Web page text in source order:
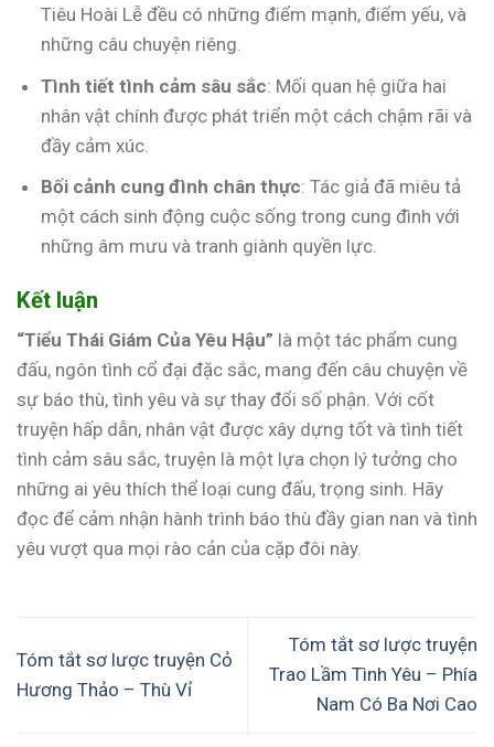
Tiêu Hoài Lễ đều có những điểm mạnh, điểm yếu, và
những câu chuyện riêng.
Tình tiết tình cảm sâu sắc: Mối quan hệ giữa hai
nhân vật chính được phát triển một cách chậm rãi và
đầy cảm xúc.
Bối cảnh cung đình chân thực: Tác giả đã miêu tả
một cách sinh động cuộc sống trong cung đình với
những âm mưu và tranh giành quyền lực.
Kết luận
“Tiểu Thái Giám Của Yêu Hậu” là một tác phẩm cung
đấu, ngôn tình cổ đại đặc sắc, mang đến câu chuyện về
sự báo thù, tình yêu và sự thay đổi số phận. Với cốt
truyện hấp dẫn, nhân vật được xây dựng tốt và tình tiết
tình cảm sâu sắc, truyện là một lựa chọn lý tưởng cho
những ai yêu thích thể loại cung đấu, trọng sinh. Hãy
đọc để cảm nhận hành trình báo thù đầy gian nan và tình
yêu vượt qua mọi rào cản của cặp đôi này.
Tóm tắt sơ lược truyện Cỏ
Hương Thảo – Thù Vỉ
Tóm tắt sơ lược truyện
Trao Lầm Tình Yêu – Phía
Nam Có Ba Nơi Cao